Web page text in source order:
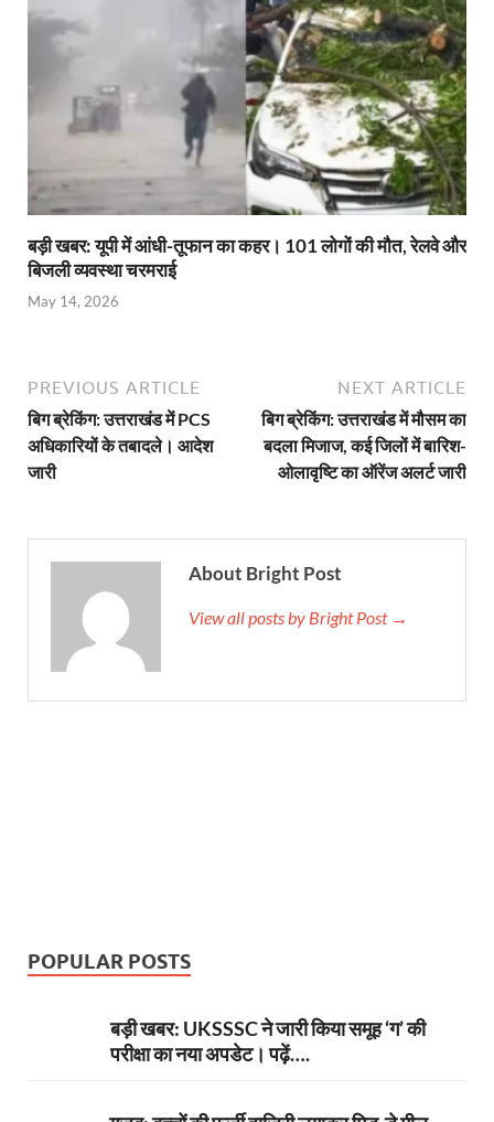
बड़ी खबर: यूपी में आंधी-तूफान का कहर। 101 लोगों की मौत, रेलवे और
बिजली व्यवस्था चरमराई
May 14, 2026
PREVIOUS ARTICLE
बिग ब्रेकिंग: उत्तराखंड में PCS
अधिकारियों के तबादले। आदेश
जारी
NEXT ARTICLE
बिग ब्रेकिंग: उत्तराखंड में मौसम का
बदला मिजाज, कई जिलों में बारिश-
ओलावृष्टि का ऑरेंज अलर्ट जारी
About Bright Post
View all posts by Bright Post →
POPULAR POSTS
बड़ी खबर: UKSSSC ने जारी किया समूह ‘ग’ की
परीक्षा का नया अपडेट। पढ़ें….